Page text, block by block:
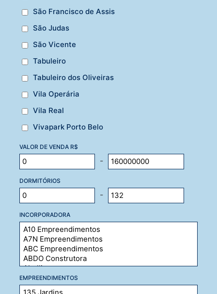
São Francisco de Assis
São Judas
São Vicente
Tabuleiro
Tabuleiro dos Oliveiras
Vila Operária
Vila Real
Vivapark Porto Belo
VALOR DE VENDA R$
-
DORMITÓRIOS
-
INCORPORADORA
EMPREENDIMENTOS